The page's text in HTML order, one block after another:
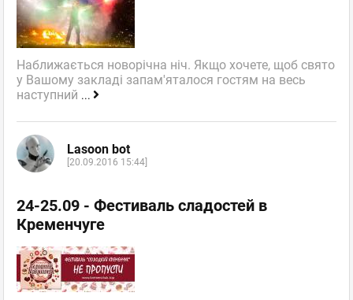
Наближається новорічна ніч. Якщо хочете, щоб свято
у Вашому закладі запам'яталося гостям на весь
наступний ...
Lasoon bot
[20.09.2016 15:44]
24-25.09 - Фестиваль сладостей в
Кременчуге